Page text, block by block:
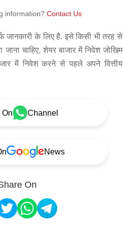
information? Contact Us
जानकारी के लिए है. इसे किसी भी तरह से
चाहिए. शेयर बाजार में निवेश जोखिम
में निवेश करने से पहले अपने वित्तीय
On Channel
News
On